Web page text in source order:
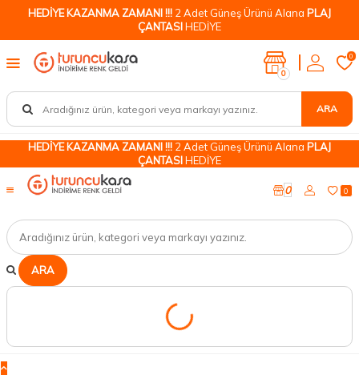
HEDİYE KAZANMA ZAMANI !!! 2 Adet Güneş Ürünü Alana PLAJ
ÇANTASIHEDİYE
ARA
0
0
HEDİYE KAZANMA ZAMANI !!! 2 Adet Güneş Ürünü Alana PLAJ
ÇANTASIHEDİYE
ARA
0 0